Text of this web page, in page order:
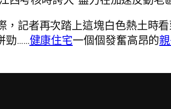
，記者再次踏上這塊白色熱土時
勁……健康住宅一個個發奮高昂的